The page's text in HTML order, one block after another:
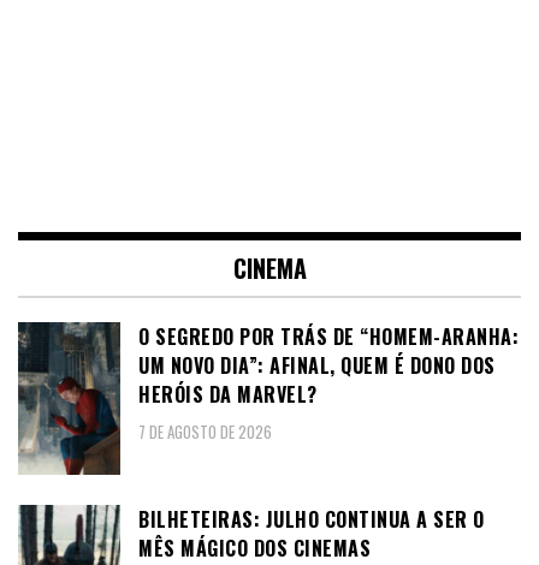
CINEMA
O SEGREDO POR TRÁS DE “HOMEM-ARANHA:
UM NOVO DIA”: AFINAL, QUEM É DONO DOS
HERÓIS DA MARVEL?
7 DE AGOSTO DE 2026
BILHETEIRAS: JULHO CONTINUA A SER O
MÊS MÁGICO DOS CINEMAS